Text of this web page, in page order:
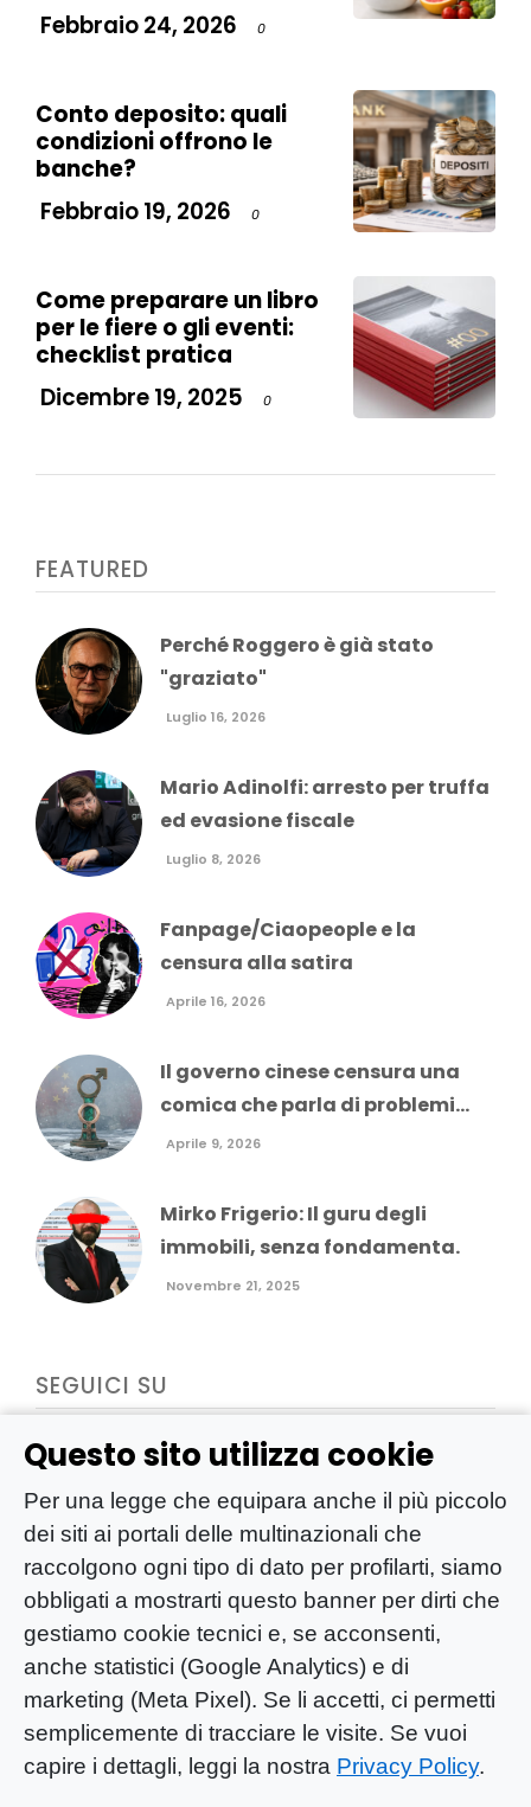
Questo sito utilizza cookie
Per una legge che equipara anche il più piccolo
dei siti ai portali delle multinazionali che
raccolgono ogni tipo di dato per profilarti, siamo
obbligati a mostrarti questo banner per dirti che
gestiamo cookie tecnici e, se acconsenti,
anche statistici (Google Analytics) e di
marketing (Meta Pixel). Se li accetti, ci permetti
semplicemente di tracciare le visite. Se vuoi
capire i dettagli, leggi la nostra Privacy Policy.
Febbraio 24, 2026
0
Conto deposito: quali
condizioni offrono le
banche?
Febbraio 19, 2026
0
Come preparare un libro
per le fiere o gli eventi:
checklist pratica
Dicembre 19, 2025
0
FEATURED
Perché Roggero è già stato
"graziato"
Luglio 16, 2026
Mario Adinolfi: arresto per truffa
ed evasione fiscale
Luglio 8, 2026
Fanpage/Ciaopeople e la
censura alla satira
Aprile 16, 2026
Il governo cinese censura una
comica che parla di problemi...
Aprile 9, 2026
Mirko Frigerio: Il guru degli
immobili, senza fondamenta.
Novembre 21, 2025
SEGUICI SU
YOU-ng Slow Journalism è una testata